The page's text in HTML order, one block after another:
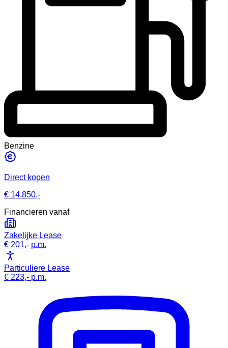
Benzine
Direct kopen
€ 14.850,-
Financieren vanaf
Zakelijke Lease
€ 201,- p.m.
Particuliere Lease
€ 223,- p.m.